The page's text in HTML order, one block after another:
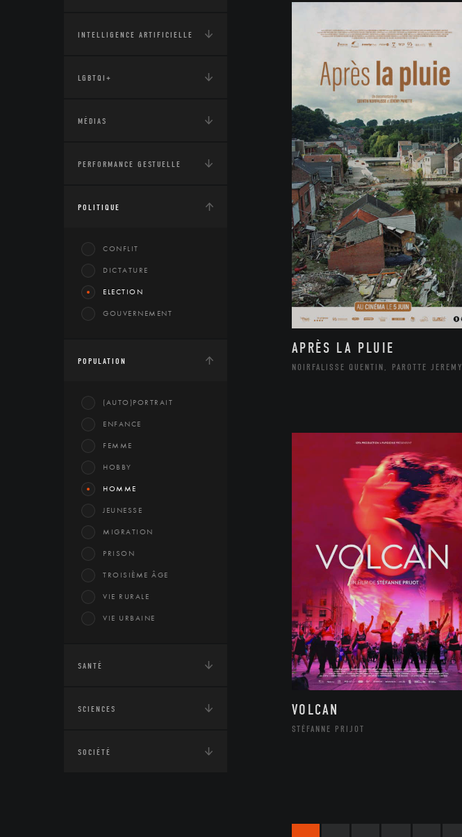
INTELLIGENCE ARTIFICIELLE
LGBTQI+
MÉDIAS
PERFORMANCE GESTUELLE
POLITIQUE
CONFLIT
DICTATURE
ELECTION
GOUVERNEMENT
POPULATION
(AUTO)PORTRAIT
ENFANCE
FEMME
HOBBY
HOMME
JEUNESSE
MIGRATION
PRISON
TROISIÈME ÂGE
VIE RURALE
VIE URBAINE
SANTÉ
SCIENCES
SOCIÉTÉ
APRÈS LA PLUIE
NOIRFALISSE QUENTIN, PAROTTE JEREMY
VOLCAN
STÉFANNE PRIJOT